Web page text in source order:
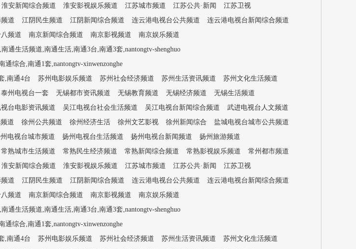
淮安新闻综合频道 淮安影视娱乐频道 江苏城市频道 江苏公共·新闻
江苏卫视
道 江阴民生频道 江阴新闻综合频道 连云港电视台公共频道
连云港电视台新闻综合频道
频道 南京新闻综合频道 南京影视频道
南京娱乐频道
通生活频道,南通生活,南通3台,南通3套,nantongtv-shenghuo
综合,南通1套,nantongtv-xinwenzonghe
,南通4台
苏州电影娱乐频道 苏州社会经济频道 苏州生活资讯频道
苏州文化生活频道
泰州电视台一套 无锡都市资讯频道 无锡教育频道 无锡经济频道
无锡生活频道
台电影资讯频道 吴江电视台社会生活频道 吴江电视台新闻综合频道
武进电视台人文频道
道 徐州公共频道 徐州经济生活 徐州文艺影视 徐州新闻综合
盐城电视台城市公共频道
电视台城市频道 扬州电视台生活频道 扬州电视台新闻频道
扬州旅游频道
常熟城市生活频道 常熟民生经济频道 常熟新闻综合频道 常熟影视娱乐频道
常州都市频道
淮安新闻综合频道 淮安影视娱乐频道 江苏城市频道 江苏公共·新闻
江苏卫视
道 江阴民生频道 江阴新闻综合频道 连云港电视台公共频道
连云港电视台新闻综合频道
频道 南京新闻综合频道 南京影视频道
南京娱乐频道
通生活频道,南通生活,南通3台,南通3套,nantongtv-shenghuo
综合,南通1套,nantongtv-xinwenzonghe
,南通4台
苏州电影娱乐频道 苏州社会经济频道 苏州生活资讯频道
苏州文化生活频道